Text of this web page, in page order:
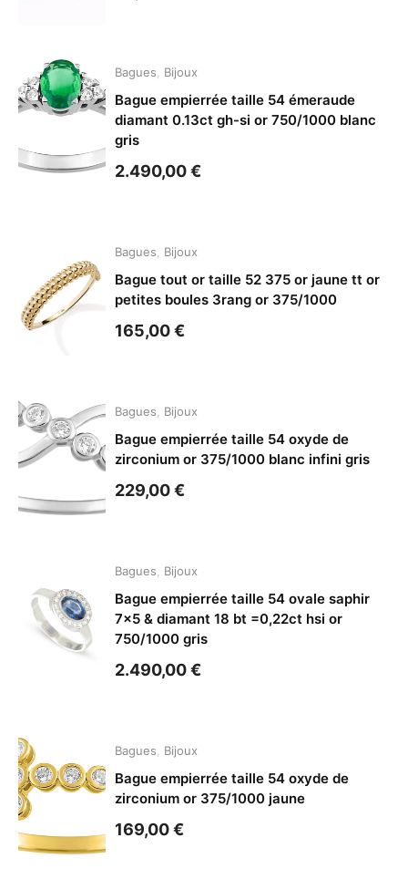
Bagues Bijoux
Bague empierrée taille 54 émeraude
diamant 0.13ct gh-si or 750/1000 blanc
gris
2.490,00€
Bagues Bijoux
Bague tout or taille 52 375 or jaune tt or
petites boules 3rang or 375/1000
165,00€
Bagues Bijoux
Bague empierrée taille 54 oxyde de
zirconium or 375/1000 blanc infini gris
229,00€
Bagues Bijoux
Bague empierrée taille 54 ovale saphir
7×5 & diamant 18 bt =0,22ct hsi or
750/1000 gris
2.490,00€
Bagues Bijoux
Bague empierrée taille 54 oxyde de
zirconium or 375/1000 jaune
169,00€